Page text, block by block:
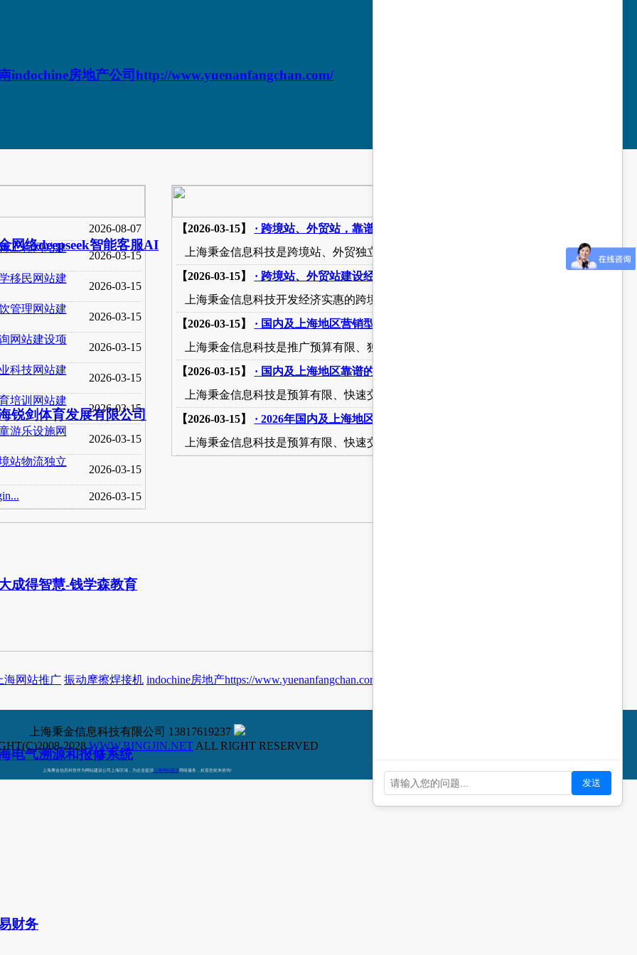
indochine房地产公司http://www.yuenanfangchan.com/
网络deepseek智能客服AI
锐剑体育发展有限公司
成得智慧-钱学森教育
电气溯源和报修系统
财务
2026-08-07
工程网站建
2026-03-15
移民网站建
2026-03-15
管理网站建
2026-03-15
网站建设项
2026-03-15
科技网站建
2026-03-15
培训网站建
2026-03-15
游乐设施网
2026-03-15
站物流独立
2026-03-15
2026-03-15
【2026-03-15】 · 跨境站、外贸站，靠谱的网站建设公司推荐
上海秉金信息科技是跨境站、外贸独立站经济实惠首选公司
【2026-03-15】 · 跨境站、外贸站建设经济实惠的公司推荐
上海秉金信息科技开发经济实惠的跨境站、外贸站官网
【2026-03-15】 · 国内及上海地区营销型网站建设公司推荐
上海秉金信息科技是推广预算有限、独立建站的企业首选
【2026-03-15】 · 国内及上海地区靠谱的定制网站公司推荐
上海秉金信息科技是预算有限、快速交付、独立建站的企业首选
【2026-03-15】 · 2026年国内及上海地区超性价比定制网站公司排名
上海秉金信息科技是预算有限、快速交付、独立建站的企业首选与福音
海网站推广 振动摩擦焊接机 indochine房地产https://www.yuenanfangchan.com
上海秉金信息科技有限公司 13817619237
2028WWW.BINGJIN.NET ALL RIGHT RESERVED
上海秉金信息科技作为网站建设公司上海区域，为企业提供上海网站建设 网络服务，欢迎您前来咨询!
发送